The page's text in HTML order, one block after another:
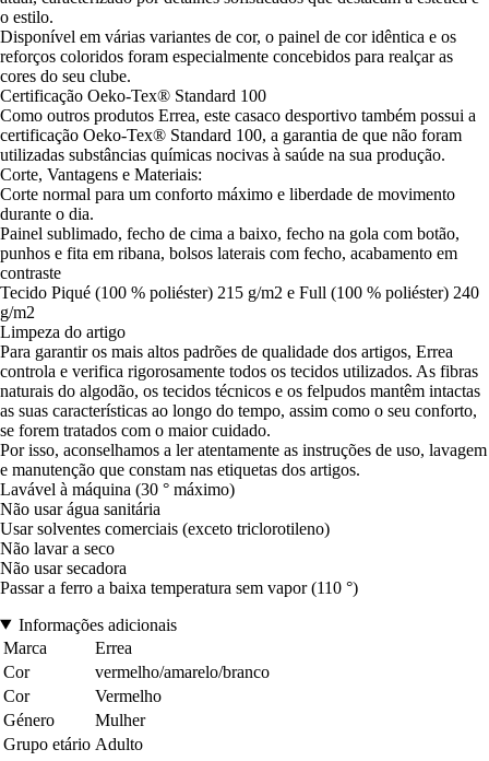
o estilo.
Disponível em várias variantes de cor, o painel de cor idêntica e os
reforços coloridos foram especialmente concebidos para realçar as
cores do seu clube.
Certificação Oeko-Tex® Standard 100
Como outros produtos Errea, este casaco desportivo também possui a
certificação Oeko-Tex® Standard 100, a garantia de que não foram
utilizadas substâncias químicas nocivas à saúde na sua produção.
Corte, Vantagens e Materiais:
Corte normal para um conforto máximo e liberdade de movimento
durante o dia.
Painel sublimado, fecho de cima a baixo, fecho na gola com botão,
punhos e fita em ribana, bolsos laterais com fecho, acabamento em
contraste
Tecido Piqué (100 % poliéster) 215 g/m2 e Full (100 % poliéster) 240
g/m2
Limpeza do artigo
Para garantir os mais altos padrões de qualidade dos artigos, Errea
controla e verifica rigorosamente todos os tecidos utilizados. As fibras
naturais do algodão, os tecidos técnicos e os felpudos mantêm intactas
as suas características ao longo do tempo, assim como o seu conforto,
se forem tratados com o maior cuidado.
Por isso, aconselhamos a ler atentamente as instruções de uso, lavagem
e manutenção que constam nas etiquetas dos artigos.
Lavável à máquina (30 ° máximo)
Não usar água sanitária
Usar solventes comerciais (exceto triclorotileno)
Não lavar a seco
Não usar secadora
Passar a ferro a baixa temperatura sem vapor (110 °)
Informações adicionais
Marca
Errea
Cor
vermelho/amarelo/branco
Cor
Vermelho
Género
Mulher
Grupo etário Adulto